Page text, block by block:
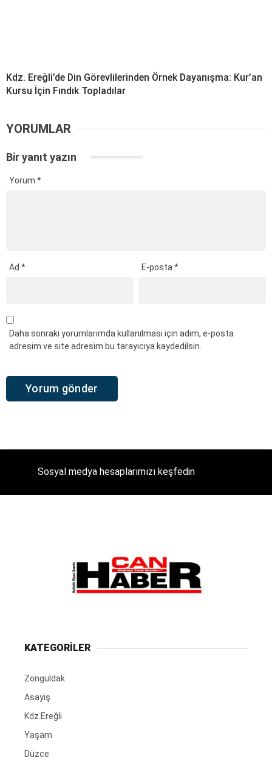
Kdz. Ereğli’de Din Görevlilerinden Örnek Dayanışma: Kur’an
Kursu İçin Fındık Topladılar
YORUMLAR
Bir yanıt yazın
Yorum *
Ad * E-posta*
Daha sonraki yorumlarımda kullanılması için adım, e-posta
adresim ve site adresim bu tarayıcıya kaydedilsin.
Sosyal medya hesaplarımızı keşfedin
KATEGORİLER
Zonguldak
Asayiş
Kdz.Ereğli
Yaşam
Düzce